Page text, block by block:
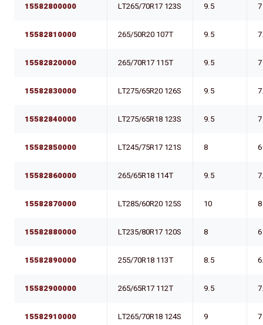
15582800000 LT265/70R17 123S 9.5 7
15582810000 265/50R20 107T 9.5
15582820000 265/70R17 115T 9.5 7
15582830000 LT275/65R20 126S 9.5
15582840000 LT275/65R18 123S 9.5 7
15582850000 LT245/75R17 121S 8 6
15582860000 265/65R18 114T 9.5
15582870000 LT285/60R20 125S 10 8
15582880000 LT235/80R17 120S 8 6
15582890000 255/70R18 113T 8.5
15582900000 265/65R17 112T 9.5
15582910000 LT265/70R18 124S 9 7